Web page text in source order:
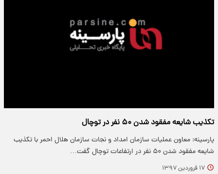
تکذیب شایعه مفقود شدن ۵۰ نفر در توچال
پارسینه: معاون عملیات سازمان امداد و نجات سازمان هلال احمر با تکذیب
شایعه مفقود شدن ۵۰ نفر در ارتفاعات توچال گفت…
۱۷ فروردین ۱۳۹۷